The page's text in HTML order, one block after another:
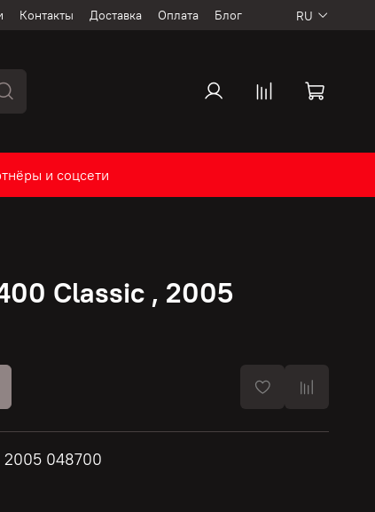
Контакты Доставка Оплата Блог RU
и соцсети
Classic , 2005
2005 048700